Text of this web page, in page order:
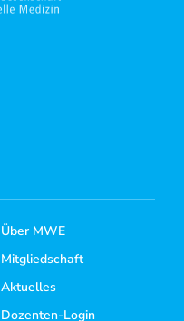
Über MWE
Mitgliedschaft
Aktuelles
Dozenten-Login